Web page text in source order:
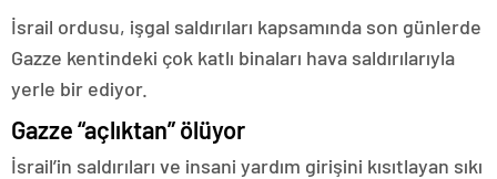
İsrail ordusu, işgal saldırıları kapsamında son günlerde
Gazze kentindeki çok katlı binaları hava saldırılarıyla
yerle bir ediyor.
Gazze “açlıktan” ölüyor
İsrail’in saldırıları ve insani yardım girişini kısıtlayan sıkı